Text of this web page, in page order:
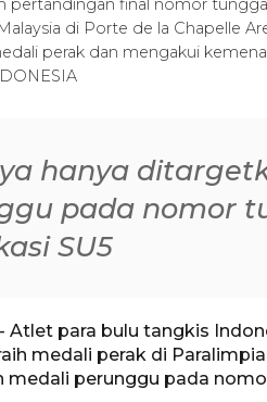
pertandingan final nomor
di Porte de la Chapelle
perak dan mengakui
hanya
pada nomor
SU5
Atlet para bulu tangkis
medali perak di
perunggu pada